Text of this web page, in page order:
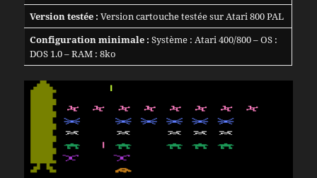
Version testée : Version cartouche testée sur Atari 800 PAL
Configuration minimale : Système : Atari 400/800 – OS :
DOS 1.0 – RAM : 8ko